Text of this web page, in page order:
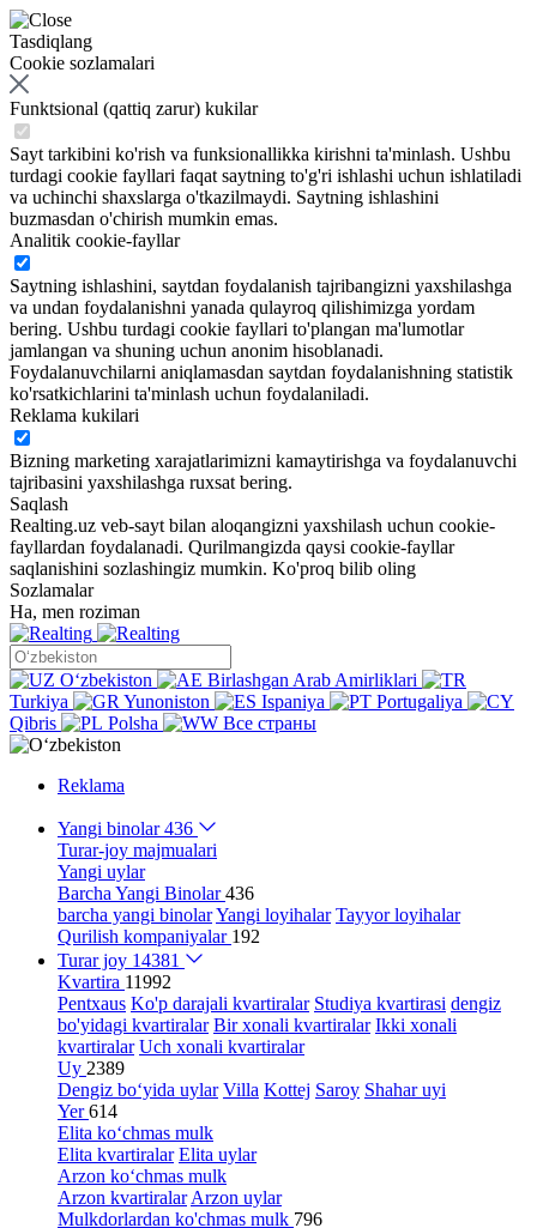
Tasdiqlang
Cookie sozlamalari
Funktsional (qattiq zarur) kukilar
Sayt tarkibini ko'rish va funksionallikka kirishni ta'minlash. Ushbu
turdagi cookie fayllari faqat saytning to'g'ri ishlashi uchun ishlatiladi
va uchinchi shaxslarga o'tkazilmaydi. Saytning ishlashini
buzmasdan o'chirish mumkin emas.
Analitik cookie-fayllar
Saytning ishlashini, saytdan foydalanish tajribangizni yaxshilashga
va undan foydalanishni yanada qulayroq qilishimizga yordam
bering. Ushbu turdagi cookie fayllari to'plangan ma'lumotlar
jamlangan va shuning uchun anonim hisoblanadi.
Foydalanuvchilarni aniqlamasdan saytdan foydalanishning statistik
ko'rsatkichlarini ta'minlash uchun foydalaniladi.
Reklama kukilari
Bizning marketing xarajatlarimizni kamaytirishga va foydalanuvchi
tajribasini yaxshilashga ruxsat bering.
Saqlash
Realting.uz veb-sayt bilan aloqangizni yaxshilash uchun cookie-
fayllardan foydalanadi. Qurilmangizda qaysi cookie-fayllar
saqlanishini sozlashingiz mumkin. Ko'proq bilib oling
Sozlamalar
Ha, men roziman
Oʻzbekiston
Birlashgan Arab Amirliklari
Turkiya
Yunoniston Ispaniya
Portugaliya
Qibris
Polsha Все страны
Reklama
Yangi binolar436
Turar-joy majmualari
Yangi uylar
Barcha Yangi Binolar436
barcha yangi binolarYangi loyihalar Tayyor loyihalar
Qurilish kompaniyalar 192
Turar joy 14381
Kvartira 11992
Pentxaus Ko'p darajali kvartiralar Studiya kvartirasi dengiz
bo'yidagi kvartiralar Bir xonali kvartiralar Ikki xonali
kvartiralar Uch xonali kvartiralar
Uy 2389
Dengiz bo‘yida uylar Villa Kottej Saroy Shahar uyi
Yer614
Elita ko‘chmas mulk
Elita kvartiralar Elita uylar
Arzon ko‘chmas mulk
Arzon kvartiralar Arzon uylar
Mulkdorlardan ko'chmas mulk 796